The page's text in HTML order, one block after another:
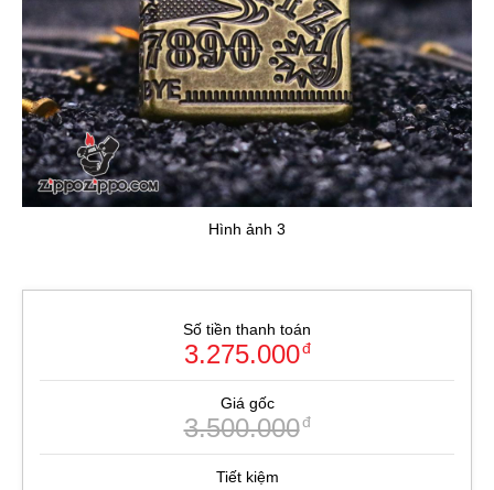
Hình ảnh 3
Số tiền thanh toán
3.275.000đ
Giá gốc
3.500.000đ
Tiết kiệm